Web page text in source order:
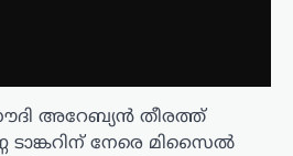
അറേബ്യൻ തീരത്ത്
ടാങ്കറിന് നേരെ മിസൈൽ